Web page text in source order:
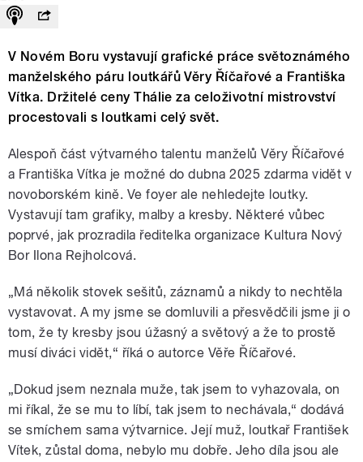
V Novém Boru vystavují grafické práce světoznámého
manželského páru loutkářů Věry Říčařové a Františka
Vítka. Držitelé ceny Thálie za celoživotní mistrovství
procestovali s loutkami celý svět.
Alespoň část výtvarného talentu manželů Věry Říčařové
a Františka Vítka je možné do dubna 2025 zdarma vidět v
novoborském kině. Ve foyer ale nehledejte loutky.
Vystavují tam grafiky, malby a kresby. Některé vůbec
poprvé, jak prozradila ředitelka organizace Kultura Nový
Bor Ilona Rejholcová.
„Má několik stovek sešitů, záznamů a nikdy to nechtěla
vystavovat. A my jsme se domluvili a přesvědčili jsme ji o
tom, že ty kresby jsou úžasný a světový a že to prostě
musí diváci vidět,“ říká o autorce Věře Říčařové.
„Dokud jsem neznala muže, tak jsem to vyhazovala, on
mi říkal, že se mu to líbí, tak jsem to nechávala,“ dodává
se smíchem sama výtvarnice. Její muž, loutkař František
Vítek, zůstal doma, nebylo mu dobře. Jeho díla jsou ale